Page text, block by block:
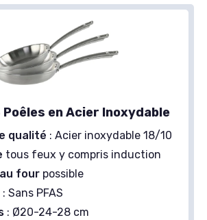
en Acier Inoxydable
qualité : Acier inoxydable 18/10
tous feux y compris induction
four possible
: Sans PFAS
: Ø20-24-28 cm